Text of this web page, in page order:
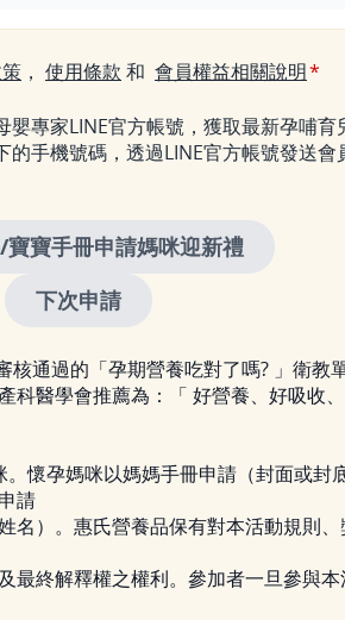
， 使用條款 和 會員權益相關說明
嬰專家LINE官方帳號，獲取最新孕哺育
的手機號碼，透過LINE官方帳號發送會
通過的「孕期營養吃對了嗎? 」衛教
科醫學會推薦為：「 好營養、好吸收
懷孕媽咪以媽媽手冊申請（封面或封
請
名）。惠氏營養品保有對本活動規則
最終解釋權之權利。參加者一旦參與